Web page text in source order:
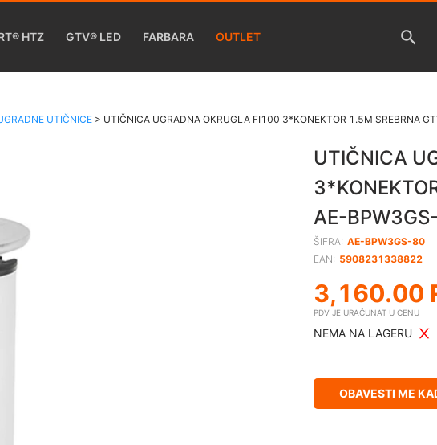
HTZ GTV® LED FARBARA OUTLET
UTIČNICE > UTIČNICA UGRADNA OKRUGLA FI100 3*KONEKTOR 1.5M SREBRNA
UTIČNICA
AE-
ŠIFRA: AE-BPW3GS-80
EAN: 5908231338822
3,160.00
PDV JE URAČUNAT U CENU
NEMA NA LAGERU
OBAVESTI ME